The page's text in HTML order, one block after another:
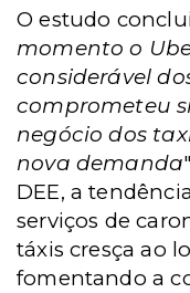
O estudo
momento o
considerável
comprometeu
negócio dos
nova demanda
DEE, a
serviços de
táxis cresça ao
fomentando a